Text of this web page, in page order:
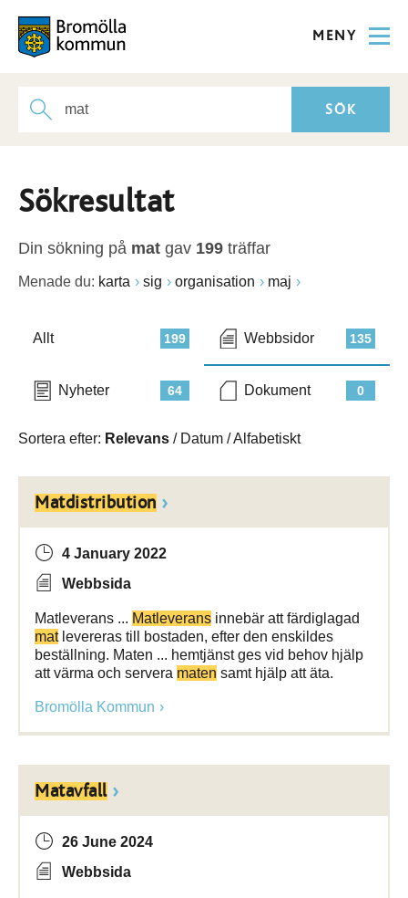
MENY
Sökresultat
Din sökning på mat gav 199 träffar
Menade du: karta sig organisation maj
199
Allt 135
Webbsidor
64
Nyheter 0
Dokument
Sortera efter: Relevans / Datum /Alfabetiskt
Matdistribution
4 January 2022
Webbsida
Matleverans ... Matleverans innebär att färdiglagad
matlevereras till bostaden, efter den enskildes
beställning. Maten ... hemtjänst ges vid behov hjälp
att värma och servera maten samt hjälp att äta.
Bromölla Kommun
Matavfall
26 June 2024
Webbsida